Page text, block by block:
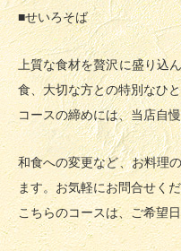
■せいろそば
上質な食材を贅沢に盛り込
食、大切な方との特別なひ
コースの締めには、当店自
和食への変更など、お料理
ます。お気軽にお問合せく
こちらのコースは、ご希望